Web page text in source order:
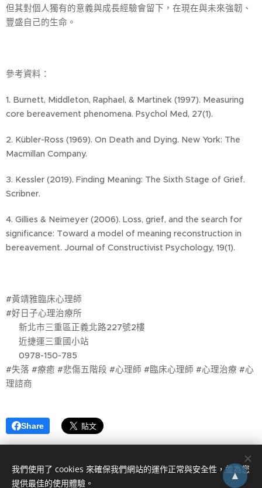
但其對個人獨有的意義與成長經驗會留下，在現在與未來強韌、
豐盛自己的生命。
參考資料：
1. Burnett, Middleton, Raphael, & Martinek (1997). Measuring
core bereavement phenomena. Psychol Med, 27(1).
2. Kübler-Ross (1969). On Death and Dying. New York: The
Macmillan Company.
3. Kessler (2019). Finding Meaning: The Sixth Stage of Grief.
Scribner.
4. Gillies & Neimeyer (2006). Loss, grief, and the search for
significance: Toward a model of meaning reconstruction in
bereavement. Journal of Constructivist Psychology, 19(1).
#黃靖雅臨床心理師
#好日子心理治療所
🚩 新北市三重區正義北路227號2樓
🚃 近捷運三重國小站
☎️ 0978-150-785
#失落 #療癒 #悲傷五階段 #心理師 #臨床心理師 #心理治療 #心
理諮商
Share
我們使用了 cookies 來確保我們網站的運作正常與安全性，並為您
提供最佳的使用體驗。
▲